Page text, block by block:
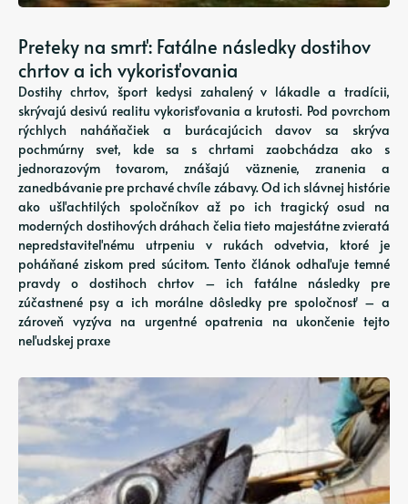
Preteky na smrť: Fatálne následky dostihov
chrtov a ich vykorisťovania
Dostihy chrtov, šport kedysi zahalený v lákadle a tradícii,
skrývajú desivú realitu vykorisťovania a krutosti. Pod povrchom
rýchlych naháňačiek a burácajúcich davov sa skrýva
pochmúrny svet, kde sa s chrtami zaobchádza ako s
jednorazovým tovarom, znášajú väznenie, zranenia a
zanedbávanie pre prchavé chvíle zábavy. Od ich slávnej histórie
ako ušľachtilých spoločníkov až po ich tragický osud na
moderných dostihových dráhach čelia tieto majestátne zvieratá
nepredstaviteľnému utrpeniu v rukách odvetvia, ktoré je
poháňané ziskom pred súcitom. Tento článok odhaľuje temné
pravdy o dostihoch chrtov – ich fatálne následky pre
zúčastnené psy a ich morálne dôsledky pre spoločnosť – a
zároveň vyzýva na urgentné opatrenia na ukončenie tejto
neľudskej praxe